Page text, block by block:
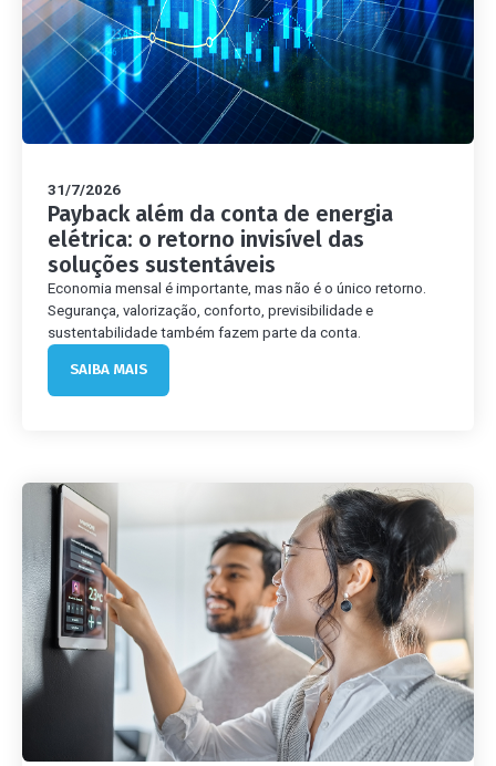
31/7/2026
Payback além da conta de energia
elétrica: o retorno invisível das
soluções sustentáveis
Economia mensal é importante, mas não é o único retorno.
Segurança, valorização, conforto, previsibilidade e
sustentabilidade também fazem parte da conta.
SAIBA MAIS